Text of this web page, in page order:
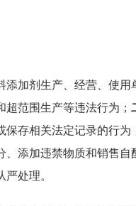
加剂生产、经营、使
范围生产等违法行为；
保存相关法定记录的行为
添加违禁物质和销售
处理。